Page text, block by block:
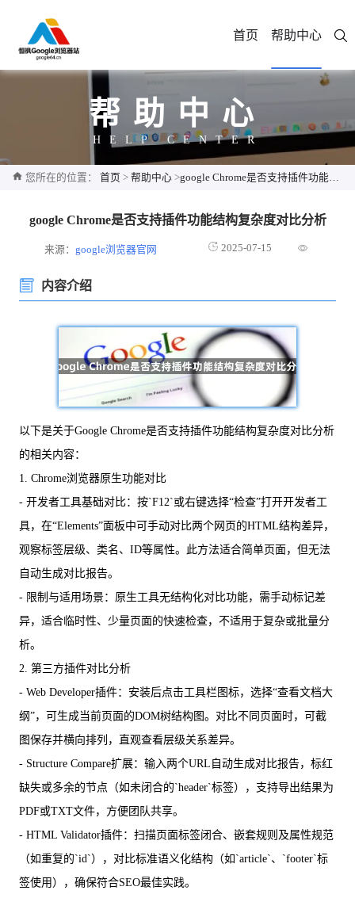
首页 帮助中心
帮助中心
HELP CENTER
您所在的位置： 首页 > 帮助中心 >google Chrome是否支持插件功能结构复杂度对比分析
google Chrome是否支持插件功能结构复杂度对比分析
来源：google浏览器官网 2025-07-15
内容介绍
以下是关于Google Chrome是否支持插件功能结构复杂度对比分析
的相关内容：
1. Chrome浏览器原生功能对比
- 开发者工具基础对比：按`F12`或右键选择“检查”打开开发者工
具，在“Elements”面板中可手动对比两个网页的HTML结构差异，
观察标签层级、类名、ID等属性。此方法适合简单页面，但无法
自动生成对比报告。
- 限制与适用场景：原生工具无结构化对比功能，需手动标记差
异，适合临时性、少量页面的快速检查，不适用于复杂或批量分
析。
2. 第三方插件对比分析
- Web Developer插件：安装后点击工具栏图标，选择“查看文档大
纲”，可生成当前页面的DOM树结构图。对比不同页面时，可截
图保存并横向排列，直观查看层级关系差异。
- Structure Compare扩展：输入两个URL自动生成对比报告，标红
缺失或多余的节点（如未闭合的`header`标签），支持导出结果为
PDF或TXT文件，方便团队共享。
- HTML Validator插件：扫描页面标签闭合、嵌套规则及属性规范
（如重复的`id`），对比标准语义化结构（如`article`、`footer`标
签使用），确保符合SEO最佳实践。